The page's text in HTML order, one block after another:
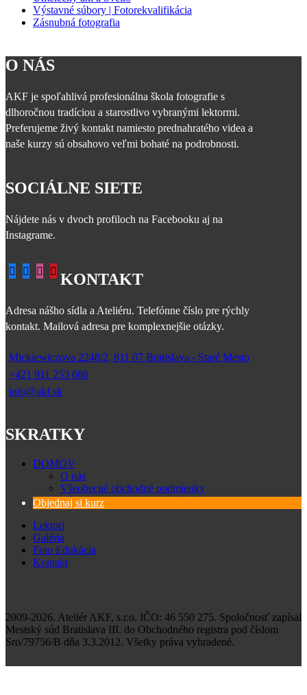
Výstavné súbory | Fotorekvalifikácia
Zásnubná fotografia
O NÁS
AKF je spoľahlivá profesionálna škola fotografie s
dlhoročnou tradíciou a starostlivo vybranými lektormi.
Preferujeme živý kontakt namiesto prednahratého videa a
naše kurzy sú obsahovo veľmi bohaté na podrobnosti.
SOCIÁLNE SIETE
Nájdete nás v dvoch profiloch na Facebooku aj na
Instagrame.
KONTAKT
Adresa nášho sídla a Ateliéru. Telefónne číslo pre rýchly
kontakt. Mailová adresa pre komplexnejšie otázky.
Mickiewiczova 2248/2, 811 07 Bratislava - Staré Mesto
+421 911 253 686
info@akf.sk
SKRATKY
DOMOV
O nás
Všeobecné obchodné podmienky
Zásady spracovania osobných údajov
Objednaj si kurz
Lektori
Galéria
Foto Edukácia
Kontakt
2009-2026. Ateliér AKF, s.r.o. IČO: 46 550 275. Spoločnosť zapísal
Mestský súd Bratislava III. do Obchodného registra pod číslom
Sro/79756/B dňa 3.3.2012. Všetky práva vyhradené.